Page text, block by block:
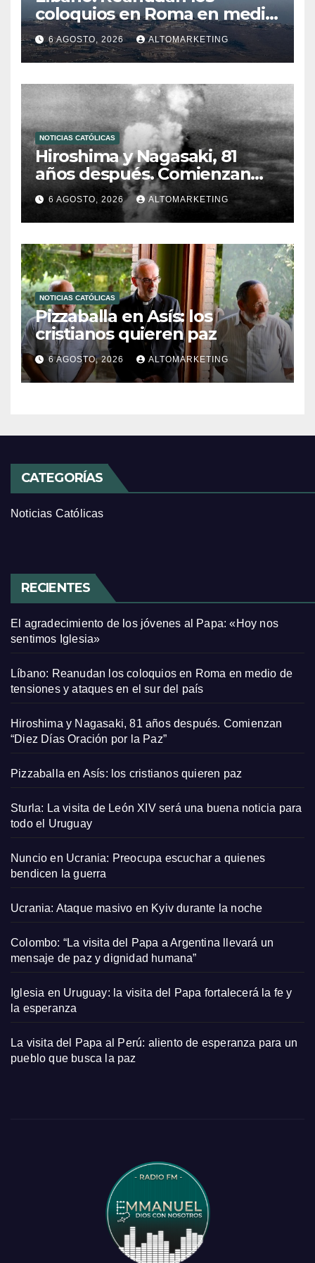
coloquios en Roma en medio
de tensiones y ataques en el
sur del país
6 AGOSTO, 2026 ALTOMARKETING
NOTICIAS CATÓLICAS
Hiroshima y Nagasaki, 81
años después. Comienzan
“Diez Días Oración por la Paz”
6 AGOSTO, 2026 ALTOMARKETING
NOTICIAS CATÓLICAS
Pizzaballa en Asís: los
cristianos quieren paz
6 AGOSTO, 2026 ALTOMARKETING
CATEGORÍAS
Noticias Católicas
RECIENTES
El agradecimiento de los jóvenes al Papa: «Hoy nos
sentimos Iglesia»
Líbano: Reanudan los coloquios en Roma en medio de
tensiones y ataques en el sur del país
Hiroshima y Nagasaki, 81 años después. Comienzan
“Diez Días Oración por la Paz”
Pizzaballa en Asís: los cristianos quieren paz
Sturla: La visita de León XIV será una buena noticia para
todo el Uruguay
Nuncio en Ucrania: Preocupa escuchar a quienes
bendicen la guerra
Ucrania: Ataque masivo en Kyiv durante la noche
Colombo: “La visita del Papa a Argentina llevará un
mensaje de paz y dignidad humana”
Iglesia en Uruguay: la visita del Papa fortalecerá la fe y
la esperanza
La visita del Papa al Perú: aliento de esperanza para un
pueblo que busca la paz